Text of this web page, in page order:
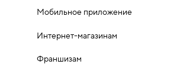
Мобильное приложение
Интернет-магазинам
Франшизам